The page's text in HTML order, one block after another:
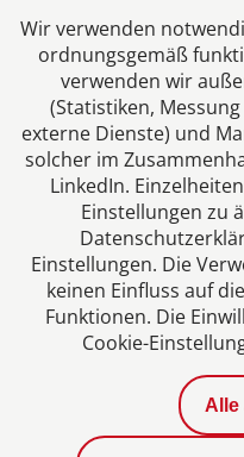
Das europäische
Impressum
Datenschutzerklärung
Wir verwenden
ordnungsgemäß
verwenden wir
(Statistiken,
externe Dienste) und
solcher im
LinkedIn.
Einstellungen zu
Einstellungen. Die
keinen Einfluss auf
Funktionen. Die
Cookie-
Alle